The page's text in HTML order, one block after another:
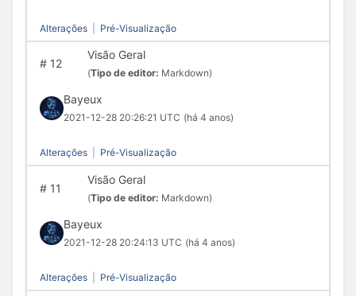
Alterações Pré-Visualização
#12
Visão Geral
(Tipo de editor: Markdown)
Bayeux
2021-12-28 20:26:21 UTC (há 4 anos)
Alterações Pré-Visualização
#11
Visão Geral
(Tipo de editor: Markdown)
Bayeux
2021-12-28 20:24:13 UTC (há 4 anos)
Alterações Pré-Visualização